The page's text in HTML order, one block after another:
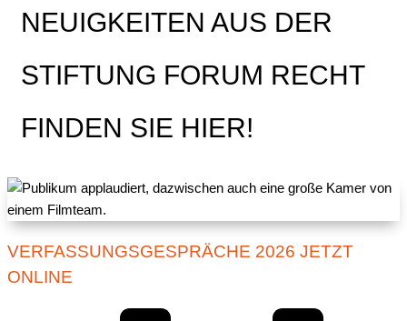
NEUIGKEITEN AUS DER
STIFTUNG FORUM RECHT
FINDEN SIE HIER!
VERFASSUNGSGESPRÄCHE 2026 JETZT
ONLINE